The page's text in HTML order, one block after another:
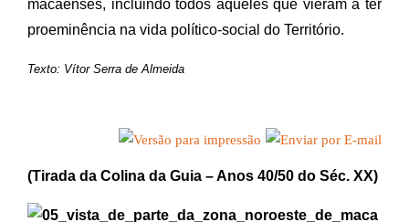
macaenses, incluindo todos aqueles que vieram a ter
proeminência na vida político-social do Território.
Texto: Vítor Serra de Almeida
(Tirada da Colina da Guia – Anos 40/50 do Séc. XX)